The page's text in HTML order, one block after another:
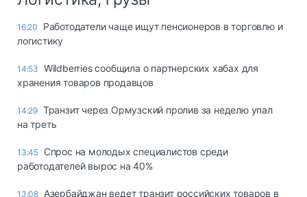
16:20
Работодатели чаще ищут пенсионеров в торговлю и
логистику
14:53 Wildberries сообщила о партнерских хабах для
хранения товаров продавцов
14:29 Транзит через Ормузский пролив за неделю упал
на треть
13:45 Спрос на молодых специалистов среди
работодателей вырос на 40%
13:08 Азербайджан ведет транзит российских товаров в